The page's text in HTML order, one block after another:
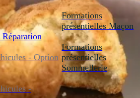
- Option
-
Formations
présentielles Maçon
Formations
présentielles
Sommellerie